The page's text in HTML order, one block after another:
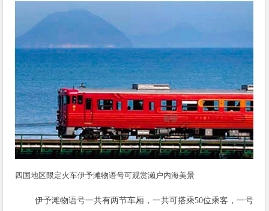
四国地区限定火车伊予滩物语号可观赏濑户内海美景
伊予滩物语号一共有两节车厢，一共可搭乘50位乘客，一号